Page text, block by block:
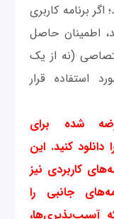
برنامه کاربری
اطمینان حاصل
(نه از یک
استفاده قرار
شده برای
کنید. این
کاربردی نیز
جانبی را
آسیب‌پذیری‌ها،